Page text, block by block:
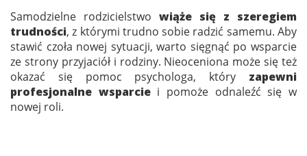
Samodzielne rodzicielstwo wiąże się z szeregiem
trudności, z którymi trudno sobie radzić samemu. Aby
stawić czoła nowej sytuacji, warto sięgnąć po wsparcie
ze strony przyjaciół i rodziny. Nieoceniona może się też
okazać się pomoc psychologa, który zapewni
profesjonalne wsparciei pomoże odnaleźć się w
nowej roli.